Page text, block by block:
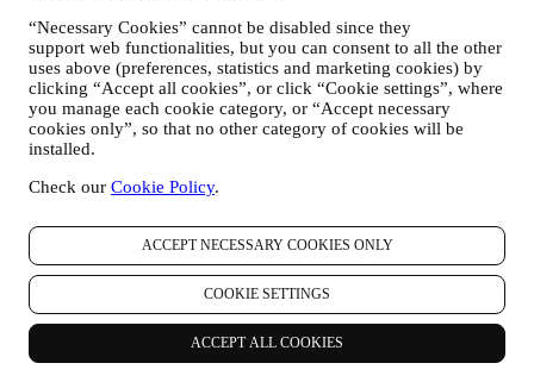
“Necessary Cookies” cannot be disabled since they
support web functionalities, but you can consent to all the other
uses above (preferences, statistics and marketing cookies) by
clicking “Accept all cookies”, or click “Cookie settings”, where
you manage each cookie category, or “Accept necessary
cookies only”, so that no other category of cookies will be
installed.
Check our Cookie Policy.
ACCEPT NECESSARY COOKIES ONLY
COOKIE SETTINGS
ACCEPT ALL COOKIES
worden uw gegevens in ieder geval beschermd door adequate
veiligheidssystemen, die voortdurend worden bijgewerkt en
onderhouden in overeenstemming met de wetgeving inzake
gegevensbescherming.
5. HOELANG BEWAREN WIJ UW GEGEVENS?
Wij bewaren uw persoonlijke gegevens zolang wij ze nodig hebben
voor de doeleinden waarvoor ze zijn verzameld, waarna ze worden
vernietigd of onbruikbaar worden gemaakt. Het kan bijvoorbeeld
te voldoen aan onze wettelijke verplichtingen of om geschillen op te
lossen. Uw Le Creuset-account wordt live gehouden totdat u ons
vraagt om deze te annuleren. Wij bewaren uw gegevens om u
nieuwsbrieven, marketingcommunicatie en gepersonaliseerde
inhoud te bieden zolang u daarmee instemt. Uw persoonsgegevens
die voor marketingdoeleinden worden verzameld, worden
regelmatig gecontroleerd om na te gaan of u nog steeds